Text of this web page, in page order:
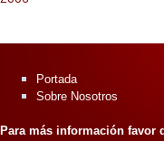
Portada
Sobre Nosotros
Para más información favor